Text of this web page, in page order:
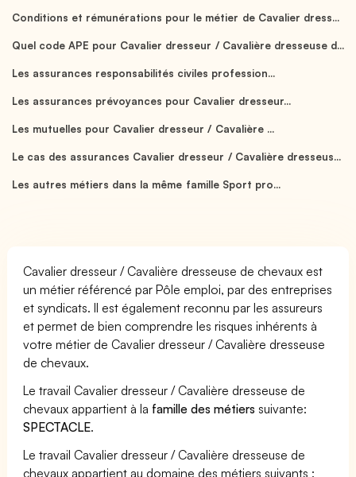
Conditions et rémunérations pour le métier de Cavalier dress...
Quel code APE pour Cavalier dresseur / Cavalière dresseuse d...
Les assurances responsabilités civiles profession...
Les assurances prévoyances pour Cavalier dresseur...
Les mutuelles pour Cavalier dresseur / Cavalière ...
Le cas des assurances Cavalier dresseur / Cavalière dresseus...
Les autres métiers dans la même famille Sport pro...
Cavalier dresseur / Cavalière dresseuse de chevaux est
un métier référencé par Pôle emploi, par des entreprises
et syndicats. Il est également reconnu par les assureurs
et permet de bien comprendre les risques inhérents à
votre métier de Cavalier dresseur / Cavalière dresseuse
de chevaux.
Le travail Cavalier dresseur / Cavalière dresseuse de
chevaux appartient à la famille des métiers suivante:
SPECTACLE.
Le travail Cavalier dresseur / Cavalière dresseuse de
chevaux appartient au domaine des métiers suivants :